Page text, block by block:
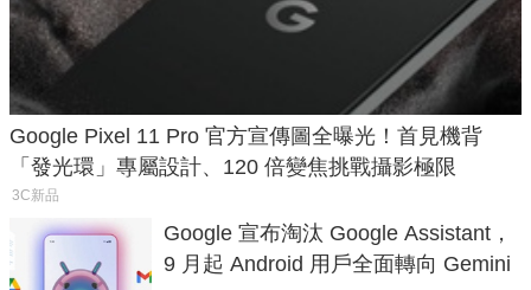
Google Pixel 11 Pro 官方宣傳圖全曝光！首見機背
「發光環」專屬設計、120 倍變焦挑戰攝影極限
3C新品
Google 宣布淘汰 Google Assistant，
9 月起 Android 用戶全面轉向 Gemini